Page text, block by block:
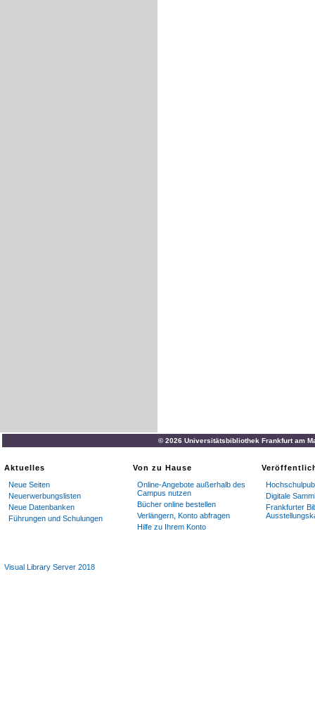
© 2026 Universitätsbibliothek Frankfurt am
Aktuelles
Neue Seiten
Neuerwerbungslisten
Neue Datenbanken
Führungen und Schulungen
Von zu Hause
Online-Angebote außerhalb des
Campus nutzen
Bücher online bestellen
Verlängern, Konto abfragen
Hilfe zu Ihrem Konto
Digitale
Frankfurter
Visual Library Server 2018